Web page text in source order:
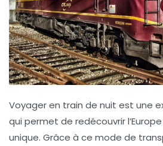
Voyager en train de nuit est une
qui permet de redécouvrir
unique. Grâce à ce mode de